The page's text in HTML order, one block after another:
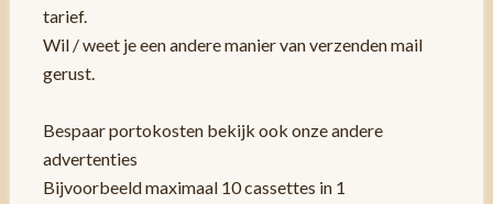
tarief.
Wil / weet je een andere manier van verzenden mail
gerust.
Bespaar portokosten bekijk ook onze andere
advertenties
Bijvoorbeeld maximaal 10 cassettes in 1